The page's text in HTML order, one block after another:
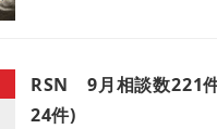
RSN 9月相談数221
24件)